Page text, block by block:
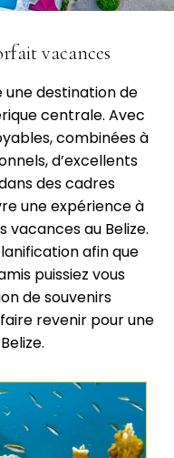
vacances
une destination de
centrale. Avec
combinées à
d’excellents
des cadres
une expérience à
au Belize.
afin que
puissiez vous
de souvenirs
revenir pour une